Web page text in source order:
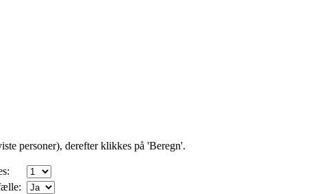
personer), derefter klikkes på 'Beregn'.